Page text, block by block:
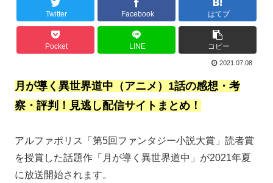
Twitter Facebook はてブ
Pocket LINE コピー
2021.07.08
月が導く異世界道中（アニメ）1話の感想・考
察・評判！見逃し配信サイトまとめ！
アルファポリス「第5回ファンタジー小説大賞」読者賞
を授賞した話題作「月が導く異世界道中」が2021年夏
に放送開始されます。